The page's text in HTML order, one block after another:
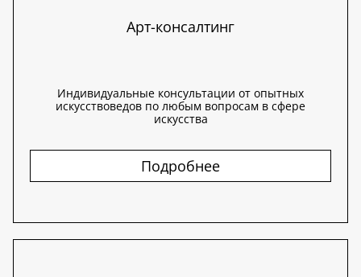
Арт-консалтинг
Индивидуальные консультации от опытных
искусствоведов по любым вопросам в сфере
искусства
Подробнее